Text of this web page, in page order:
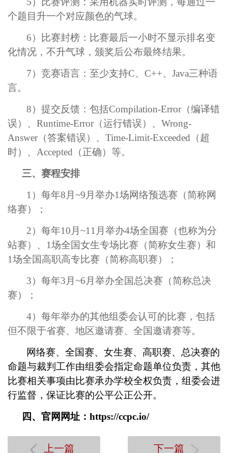
个题目升一个对应颜色的气球。
6）比赛封榜：比赛最后一小时不显示排名变
化情况，不升气球，颁奖后公布最终结果。
7）竞赛语言：至少支持C、 C++、 Java三种语
言。
8）提交反馈：包括Compilation-Error（编译错
误）、 Runtime-Error（运行错误）、 Wrong-
Answer（答案错误）、 Time-Limit-Exceeded （超
时）、 Accepted （正确）等。
三、赛程安排
1 ）每年8 月 ~9 月举办1场网络预选赛（简称网
络赛）；
2）每年10 月 ~11 月举办4场全国赛（也称为分
站赛）、 1场全国女生专场比赛（简称女生赛）和
1场全国高职高专比赛（简称高职赛）；
3）每年3 月 ~6 月举办全国总决赛（简称总决
赛）；
4）每年举办的其他组委会认可的比赛，包括
但不限于省赛、地区邀请赛、全国邀请赛等。
网络赛、全国赛、女生赛、高职赛、总决赛的
命题与裁判工作由组委会指定命题单位负责，其他
比赛相关事项由比赛承办学校全权负责，组委会进
行监督，保证比赛的公平公正公开。
四、官网网址： https://ccpc.io/
上一篇 下一篇